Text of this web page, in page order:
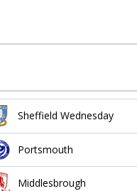
Sheffield Wednesday
Portsmouth
Middlesbrough